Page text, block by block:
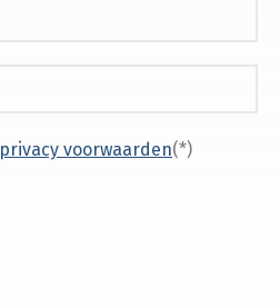
privacy voorwaarden(*)